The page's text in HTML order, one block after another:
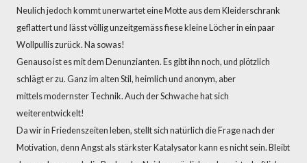
Neulich jedoch kommt unerwartet eine Motte aus dem Kleiderschrank
geflattert und lässt völlig unzeitgemäss fiese kleine Löcher in ein paar
Wollpullis zurück. Na sowas!
Genauso ist es mit dem Denunzianten. Es gibt ihn noch, und plötzlich
schlägt er zu. Ganz im alten Stil, heimlich und anonym, aber
mittels modernster Technik. Auch der Schwache hat sich
weiterentwickelt!
Da wir in Friedenszeiten leben, stellt sich natürlich die Frage nach der
Motivation, denn Angst als stärkster Katalysator kann es nicht sein. Bleibt